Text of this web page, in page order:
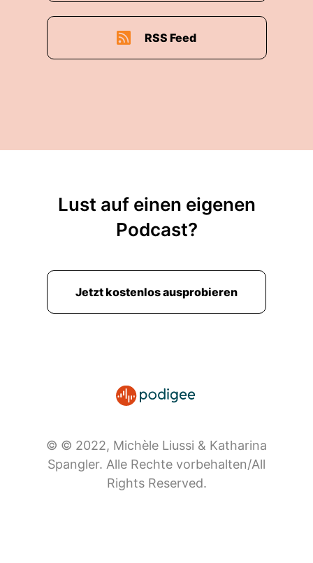
RSS Feed
Lust auf einen eigenen
Podcast?
Jetzt kostenlos ausprobieren
© © 2022, Michèle Liussi & Katharina
Spangler. Alle Rechte vorbehalten/All
Rights Reserved.